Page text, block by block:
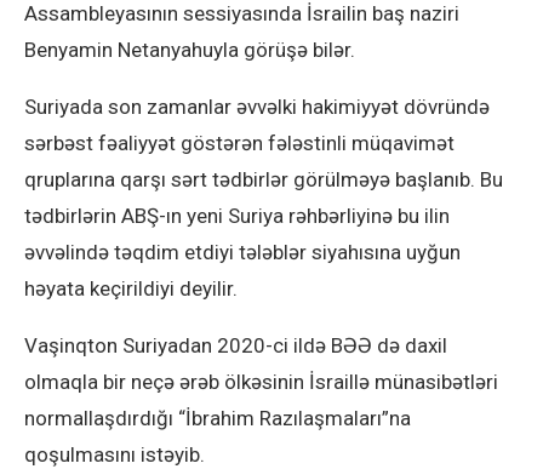
Assambleyasının sessiyasında İsrailin baş naziri
Benyamin Netanyahuyla görüşə bilər.
Suriyada son zamanlar əvvəlki hakimiyyət dövründə
sərbəst fəaliyyət göstərən fələstinli müqavimət
qruplarına qarşı sərt tədbirlər görülməyə başlanıb. Bu
tədbirlərin ABŞ-ın yeni Suriya rəhbərliyinə bu ilin
əvvəlində təqdim etdiyi tələblər siyahısına uyğun
həyata keçirildiyi deyilir.
Vaşinqton Suriyadan 2020-ci ildə BƏƏ də daxil
olmaqla bir neçə ərəb ölkəsinin İsraillə münasibətləri
normallaşdırdığı “İbrahim Razılaşmaları”na
qoşulmasını istəyib.